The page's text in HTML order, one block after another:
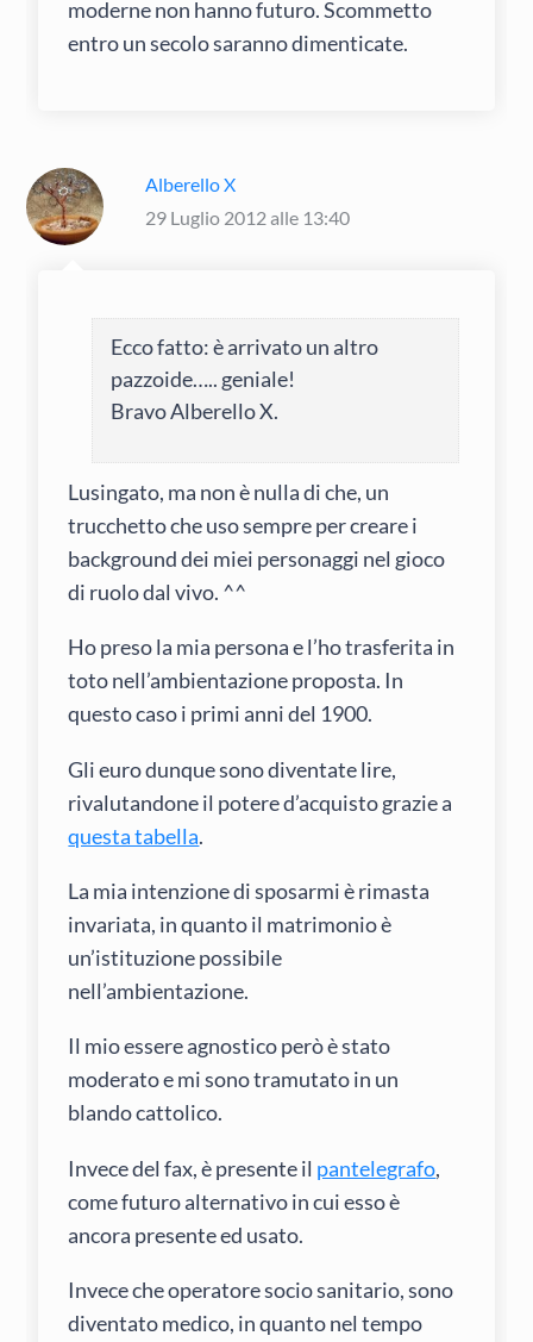
moderne non hanno futuro. Scommetto
entro un secolo saranno dimenticate.
Alberello X
29 Luglio 2012 alle 13:40
Ecco fatto: è arrivato un altro
pazzoide….. geniale!
Bravo Alberello X.
Lusingato, ma non è nulla di che, un
trucchetto che uso sempre per creare i
background dei miei personaggi nel gioco
di ruolo dal vivo. ^^
Ho preso la mia persona e l’ho trasferita in
toto nell’ambientazione proposta. In
questo caso i primi anni del 1900.
Gli euro dunque sono diventate lire,
rivalutandone il potere d’acquisto grazie a
questa tabella.
La mia intenzione di sposarmi è rimasta
invariata, in quanto il matrimonio è
un’istituzione possibile
nell’ambientazione.
Il mio essere agnostico però è stato
moderato e mi sono tramutato in un
blando cattolico.
Invece del fax, è presente il pantelegrafo,
come futuro alternativo in cui esso è
ancora presente ed usato.
Invece che operatore socio sanitario, sono
diventato medico, in quanto nel tempo